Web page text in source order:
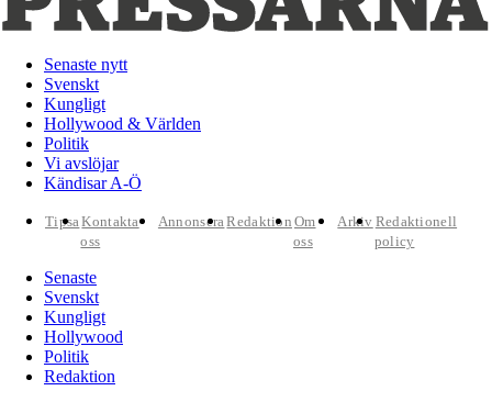
Senaste nytt
Svenskt
Kungligt
Hollywood & Världen
Politik
Vi avslöjar
Kändisar A-Ö
TipsaKontakta
oss
AnnonseraRedaktion Om
oss
Arkiv Redaktionell
policy
Senaste
Svenskt
Kungligt
Hollywood
Politik
Redaktion